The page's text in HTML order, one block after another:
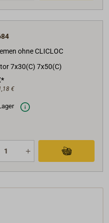
ohne CLICLOC
7x30(C) 7x50(C)
€